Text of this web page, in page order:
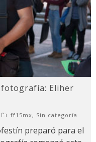
Eliher
ff15mx, Sin categoría
preparó para el